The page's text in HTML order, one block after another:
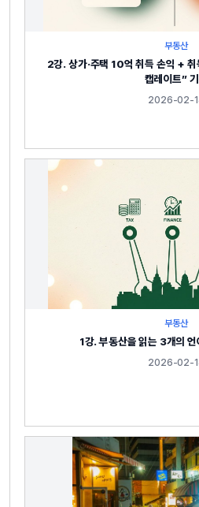
부동산
2강. 상가·주택 10억 취득 손익 +
캡레이트”
2026-02-
부동산
1강. 부동산을 읽는 3개의 언
2026-02-